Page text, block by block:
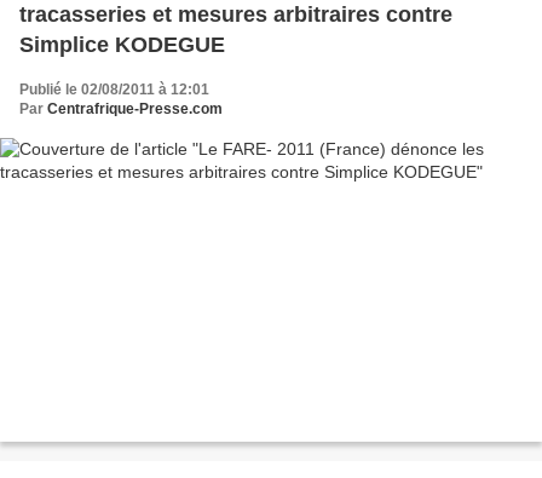
tracasseries et mesures arbitraires contre
Simplice KODEGUE
Publié le 02/08/2011 à 12:01
Par Centrafrique-Presse.com